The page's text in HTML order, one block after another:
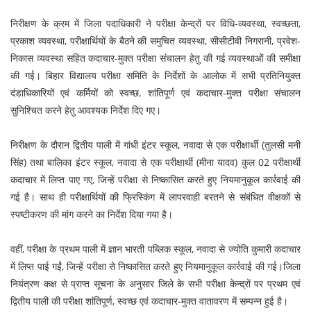
निरीक्षण के क्रम में जिला पदाधिकारी ने परीक्षा केन्द्रों पर विधि-व्यवस्था, स्वच्छता,
प्रकाश व्यवस्था, परीक्षार्थियों के बैठने की समुचित व्यवस्था, सीसीटीवी निगरानी, प्रवेश-
निकास व्यवस्था सहित कदाचार-मुक्त परीक्षा संचालन हेतु की गई व्यवस्थाओं की समीक्षा
की गई। बिहार विद्यालय परीक्षा समिति के निर्देशों के आलोक में सभी प्रतिनियुक्त
दंडाधिकारियों एवं कर्मियों को स्वच्छ, शांतिपूर्ण एवं कदाचार-मुक्त परीक्षा संचालन
सुनिश्चित करने हेतु आवश्यक निर्देश दिए गए।
निरीक्षण के दौरान द्वितीय पाली में गांधी इंटर स्कूल, नवादा से एक परीक्षार्थी (तुलसी मनी
सिंह) तथा बालिका इंटर स्कूल, नवादा से एक परीक्षार्थी (मीना यादव) कुल 02 परीक्षार्थी
कदाचार में लिप्त पाए गए, जिन्हें परीक्षा से निष्कासित करते हुए नियमानुकूल कार्रवाई की
गई है। साथ ही परीक्षार्थियों की फ्रिस्किंग में लापरवाही बरतने से संबंधित वीक्षकों से
स्पष्टीकरण की मांग करने का निर्देश दिया गया है।
वहीं, परीक्षा के प्रथम पाली में ज्ञान भारती पब्लिक स्कूल, नवादा से ज्योति कुमारी कदाचार
में लिप्त पाई गईं, जिन्हें परीक्षा से निष्कासित करते हुए नियमानुकूल कार्रवाई की गई।जिला
नियंत्रण कक्ष से प्राप्त सूचना के अनुसार जिले के सभी परीक्षा केन्द्रों पर प्रथम एवं
द्वितीय पाली की परीक्षा शांतिपूर्ण, स्वच्छ एवं कदाचार-मुक्त वातावरण में सम्पन्न हुई है।